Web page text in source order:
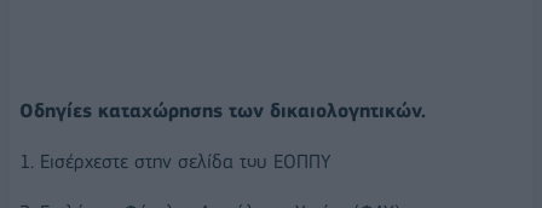
Οδηγίες καταχώρησης των δικαιολογητικών.
1. Εισέρχεστε στην σελίδα του ΕΟΠΠΥ